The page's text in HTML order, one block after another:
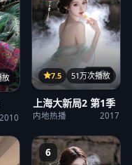
放
2010
14集
7.5 51万次播放
上海大新局2 第1季
内地热播 2017
6